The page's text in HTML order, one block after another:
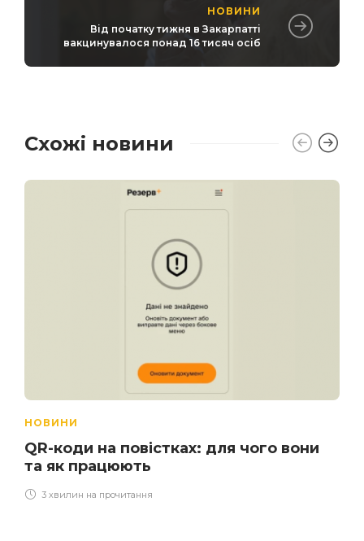
НОВИНИ
Від початку тижня в Закарпатті
вакцинувалося понад 16 тисяч осіб
Схожі новини
НОВИНИ
QR-коди на повістках: для чого вони
та як працюють
3 хвилин на прочитання